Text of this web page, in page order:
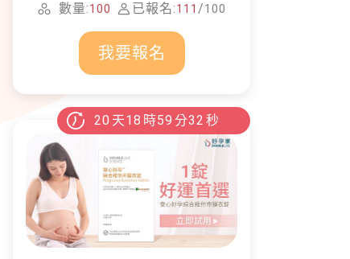
畫！
數量:100 已報名:111 /100
我要報名
20 天18 時59 分30 秒